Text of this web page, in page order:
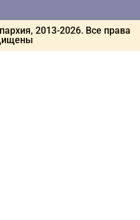
2013-2026. Все права